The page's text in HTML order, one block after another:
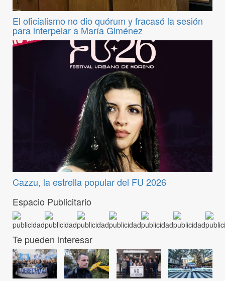
El oficialismo no dio quórum y fracasó la sesión
para interpelar a María Giménez
Cazzu, la estrella popular del FU 2026
Espacio Publicitario
Te pueden interesar